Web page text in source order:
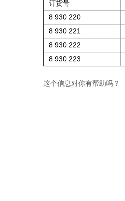
订货号
8 930 220
8 930 221
8 930 222
8 930 223
这个信息对你有帮助吗？